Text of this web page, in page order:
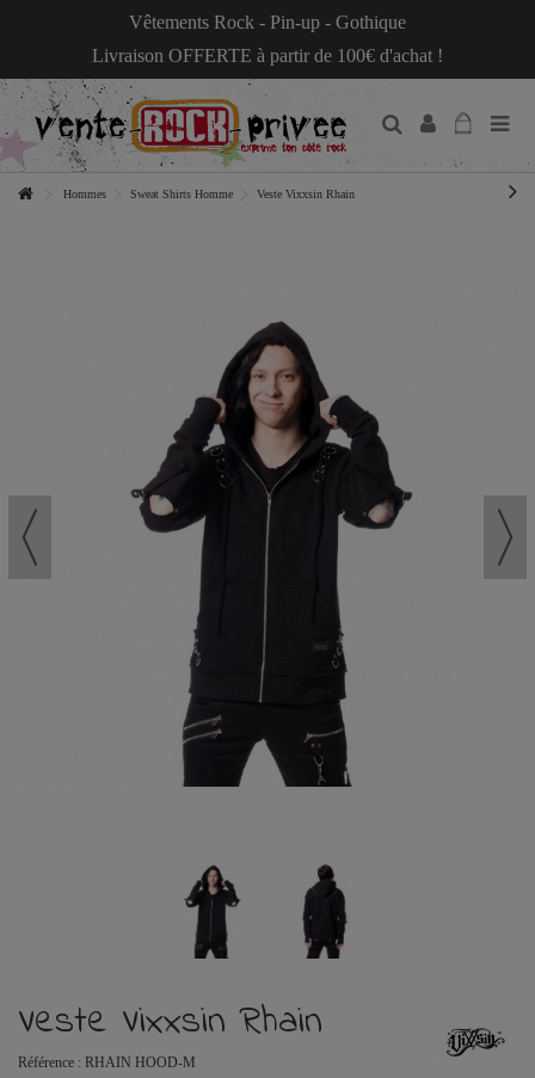
Vêtements Rock - Pin-up - Gothique
Livraison OFFERTE à partir de 100€ d'achat !
Hommes Sweat Shirts Homme Veste Vixxsin Rhain
Veste Vixxsin Rhain
Référence : RHAIN HOOD-M